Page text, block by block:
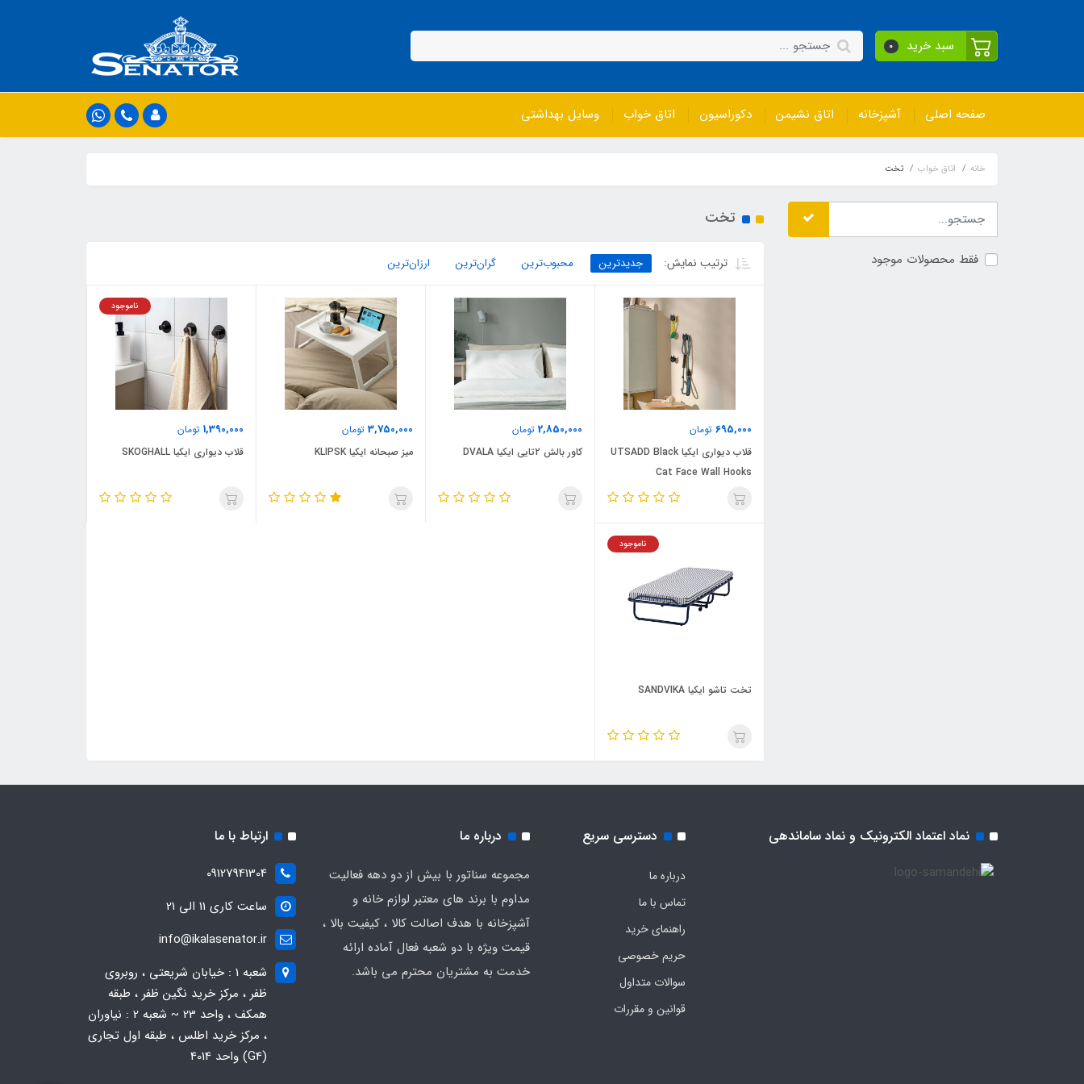
سبد خرید 0
صفحه اصلی آشپزخانه اتاق نشیمن دکوراسیون اتاق خواب وسایل بهداشتی
خانه اتاق خواب تخت
فقط محصولات موجود
تخت
ترتیب نمایش: جدیدترین محبوب‌ترین گران‌ترین ارزان‌ترین
695,000 تومان
قلاب دیواری ایکیا UTSADD Black
Cat Face Wall Hooks
2,850,000 تومان
کاور بالش 2تایی ایکیا DVALA
3,750,000 تومان
میز صبحانه ایکیا KLIPSK
1,390,000 تومان
ناموجود
قلاب دیواری ایکیا SKOGHALL
ناموجود
تخت تاشو ایکیا SANDVIKA
نماد اعتماد الکترونیک و نماد ساماندهی دسترسی سریع
درباره ما
تماس با ما
راهنمای خرید
حریم خصوصی
سوالات متداول
قوانین و مقررات
درباره ما
مجموعه سناتور با بیش از دو دهه فعالیت
مداوم با برند های معتبر لوازم خانه و
آشپزخانه با هدف اصالت کالا ، کیفیت بالا ،
قیمت ویژه با دو شعبه فعال آماده ارائه
خدمت به مشتریان محترم می باشد.
ارتباط با ما
09127941304
ساعت کاری 11 الی 21
info@ikalasenator.ir
شعبه 1 : خیابان شریعتی ، روبروی
ظفر ، مرکز خرید نگین ظفر ، طبقه
همکف ، واحد 23 ~ شعبه 2 : نیاوران
، مرکز خرید اطلس ، طبقه اول تجاری
(G4) واحد 4014